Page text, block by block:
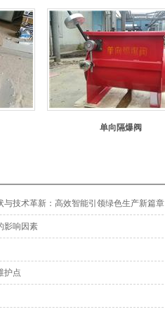
单向隔爆阀
与技术革新：高效智能引领绿色生产新篇章
影响因素
护点